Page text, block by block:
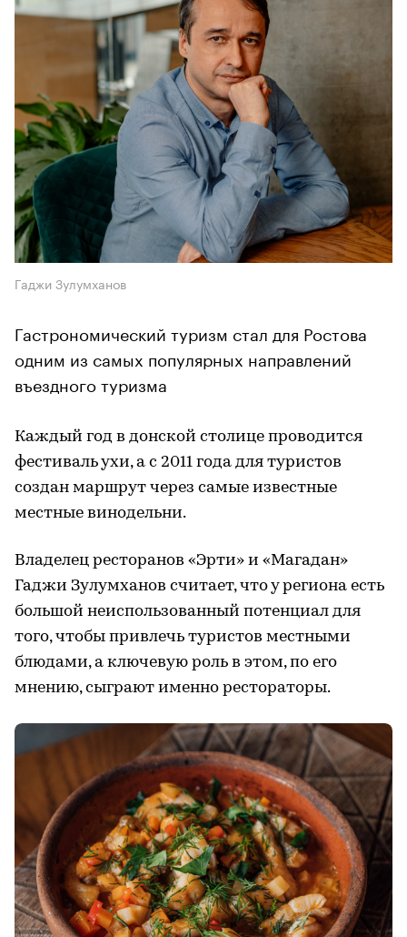
Гаджи Зулумханов
Гастрономический туризм стал для Ростова
одним из самых популярных направлений
въездного туризма
Каждый год в донской столице проводится
фестиваль ухи, а с 2011 года для туристов
создан маршрут через самые известные
местные винодельни.
Владелец ресторанов «Эрти» и «Магадан»
Гаджи Зулумханов считает, что у региона есть
большой неиспользованный потенциал для
того, чтобы привлечь туристов местными
блюдами, а ключевую роль в этом, по его
мнению, сыграют именно рестораторы.